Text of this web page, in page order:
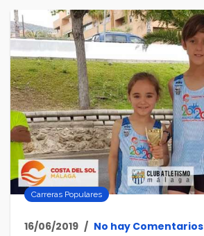
Carreras Populares
16/06/2019 No hay Comentarios